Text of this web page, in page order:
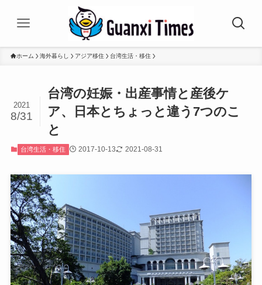
ホーム 海外暮らし アジア移住 台湾生活・移住
台湾の妊娠・出産事情と産後ケ
ア、日本とちょっと違う7つのこ
と
2021
8/31
台湾生活・移住 2017-10-13 2021-08-31